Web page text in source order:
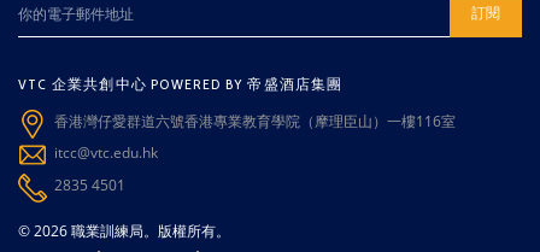
訂閱
VTC 企業共創中心 POWERED BY 帝盛酒店集團
香港灣仔愛群道六號香港專業教育學院（摩理臣山）一樓116室
itcc@vtc.edu.hk
2835 4501
© 2026 職業訓練局。版權所有。